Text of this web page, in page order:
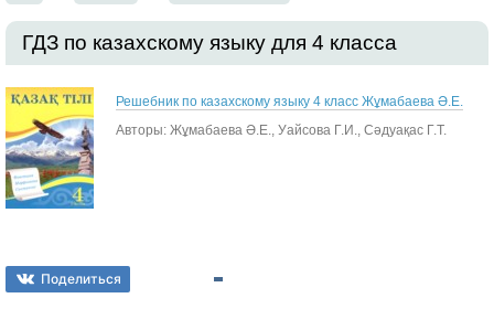
ГДЗ по казахскому языку для 4 класса
Решебник по казахскому языку 4 класс Жұмабаева Ә.Е.
Авторы: Жұмабаева Ә.Е., Уайсова Г.И., Сәдуақас Г.Т.
Поделиться